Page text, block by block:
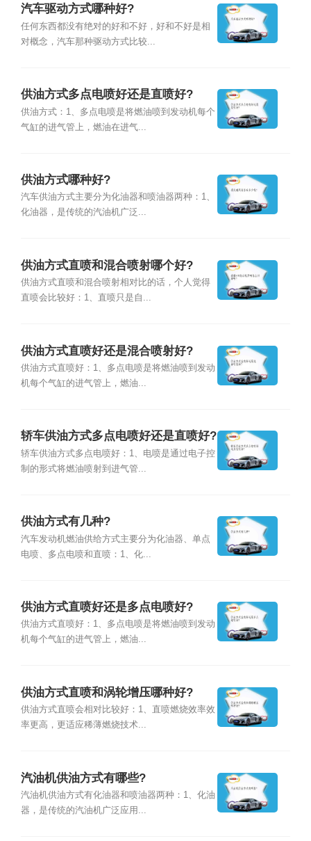
汽车驱动方式哪种好?
任何东西都没有绝对的好和不好，好和不好是相
对概念，汽车那种驱动方式比较...
供油方式多点电喷好还是直喷好?
供油方式：1、多点电喷是将燃油喷到发动机每个
气缸的进气管上，燃油在进气...
供油方式哪种好?
汽车供油方式主要分为化油器和喷油器两种：1、
化油器，是传统的汽油机广泛...
供油方式直喷和混合喷射哪个好?
供油方式直喷和混合喷射相对比的话，个人觉得
直喷会比较好：1、直喷只是自...
供油方式直喷好还是混合喷射好?
供油方式直喷好：1、多点电喷是将燃油喷到发动
机每个气缸的进气管上，燃油...
轿车供油方式多点电喷好还是直喷好?
轿车供油方式多点电喷好：1、电喷是通过电子控
制的形式将燃油喷射到进气管...
供油方式有几种?
汽车发动机燃油供给方式主要分为化油器、单点
电喷、多点电喷和直喷：1、化...
供油方式直喷好还是多点电喷好?
供油方式直喷好：1、多点电喷是将燃油喷到发动
机每个气缸的进气管上，燃油...
供油方式直喷和涡轮增压哪种好?
供油方式直喷会相对比较好：1、直喷燃烧效率效
率更高，更适应稀薄燃烧技术...
汽油机供油方式有哪些?
汽油机供油方式有化油器和喷油器两种：1、化油
器，是传统的汽油机广泛应用...